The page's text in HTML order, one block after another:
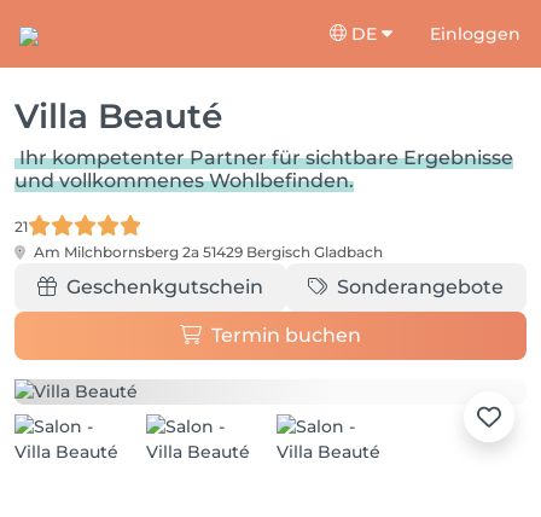
DE Einloggen
Villa Beauté
Ihr kompetenter Partner für sichtbare Ergebnisse
und vollkommenes Wohlbefinden.
21
Am Milchbornsberg 2a 51429 Bergisch Gladbach
Geschenkgutschein Sonderangebote
Termin buchen